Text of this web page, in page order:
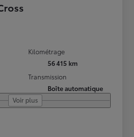
Kilométrage
56 415 km
Transmission
Boîte automatique
Voir plus